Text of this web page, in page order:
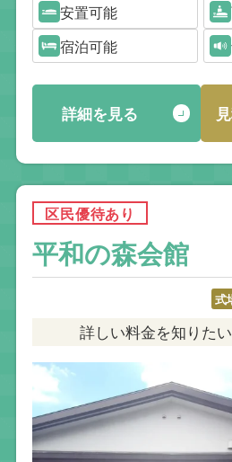
安置可能
宿泊可能
詳細を見る
区民優待あり
平和の森会館
式
詳しい料金を知りた